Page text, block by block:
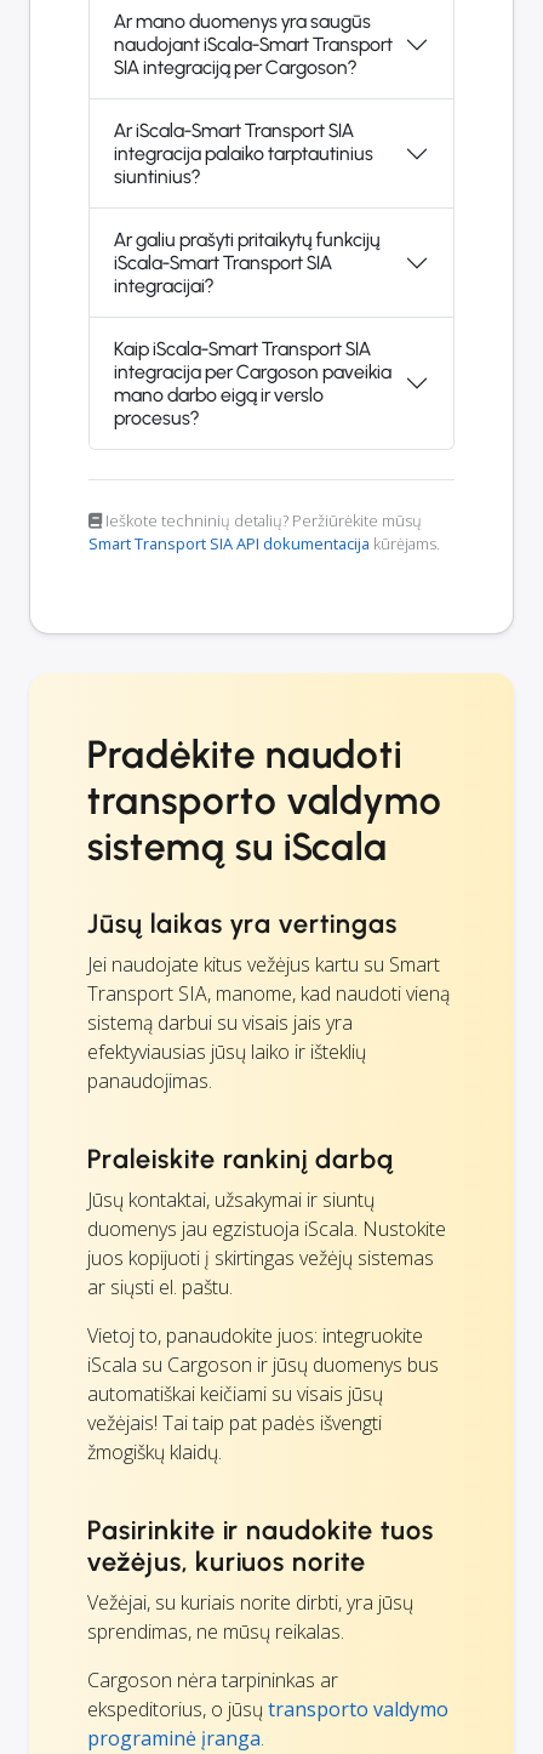
Ar mano duomenys yra saugūs
naudojant iScala-Smart Transport
SIA integraciją per Cargoson?
Ar iScala-Smart Transport SIA
integracija palaiko tarptautinius
siuntinius?
Ar galiu prašyti pritaikytų funkcijų
iScala-Smart Transport SIA
integracijai?
Kaip iScala-Smart Transport SIA
integracija per Cargoson paveikia
mano darbo eigą ir verslo
procesus?
Ieškote techninių detalių? Peržiūrėkite mūsų
Smart Transport SIA API dokumentacija kūrėjams.
Pradėkite naudoti
transporto valdymo
sistemą su iScala
Jūsų laikas yra vertingas
Jei naudojate kitus vežėjus kartu su Smart
Transport SIA, manome, kad naudoti vieną
sistemą darbui su visais jais yra
efektyviausias jūsų laiko ir išteklių
panaudojimas.
Praleiskite rankinį darbą
Jūsų kontaktai, užsakymai ir siuntų
duomenys jau egzistuoja iScala. Nustokite
juos kopijuoti į skirtingas vežėjų sistemas
ar siųsti el. paštu.
Vietoj to, panaudokite juos: integruokite
iScala su Cargoson ir jūsų duomenys bus
automatiškai keičiami su visais jūsų
vežėjais! Tai taip pat padės išvengti
žmogiškų klaidų.
Pasirinkite ir naudokite tuos
vežėjus, kuriuos norite
Vežėjai, su kuriais norite dirbti, yra jūsų
sprendimas, ne mūsų reikalas.
Cargoson nėra tarpininkas ar
ekspeditorius, o jūsų transporto valdymo
programinė įranga.